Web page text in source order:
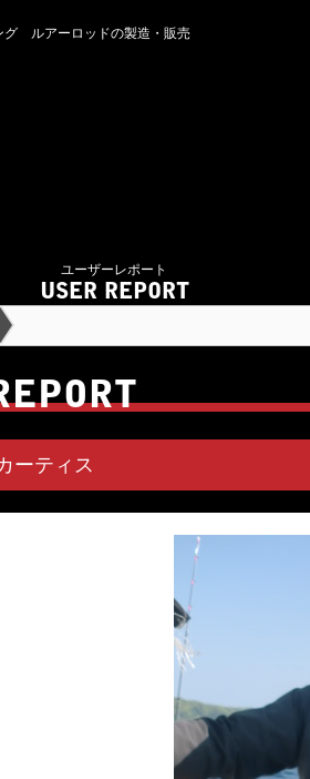
グ ルアーロッドの製造・販売
ユーザーレポート
USER REPORT
ーティス